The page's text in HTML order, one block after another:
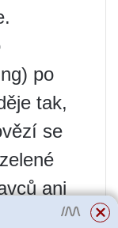
po
tak,
se
ani